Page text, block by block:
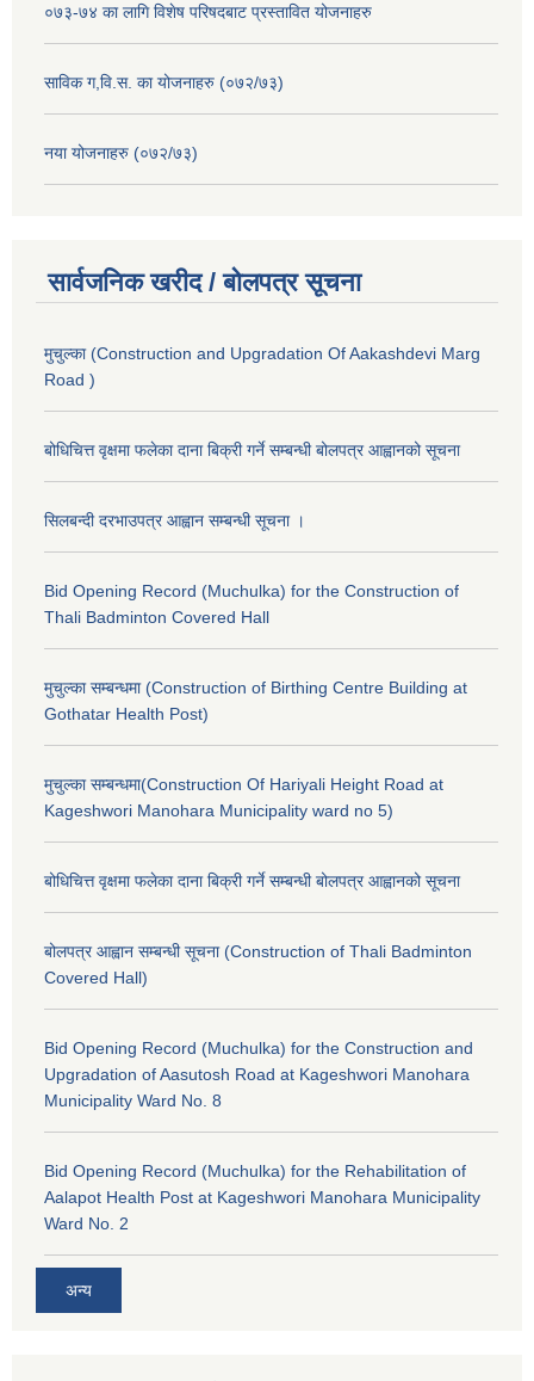
०७३-७४ का लागि विशेष परिषदबाट प्रस्तावित योजनाहरु
साविक ग,वि.स. का योजनाहरु (०७२/७३)
नया योजनाहरु (०७२/७३)
सार्वजनिक खरीद / बोलपत्र सूचना
मुचुल्का (Construction and Upgradation Of Aakashdevi Marg
Road )
बोधिचित्त वृक्षमा फलेका दाना बिक्री गर्ने सम्बन्धी बोलपत्र आह्वानको सूचना
सिलबन्दी दरभाउपत्र आह्वान सम्बन्धी सूचना ।
Bid Opening Record (Muchulka) for the Construction of
Thali Badminton Covered Hall
मुचुल्का सम्बन्धमा (Construction of Birthing Centre Building at
Gothatar Health Post)
मुचुल्का सम्बन्धमा(Construction Of Hariyali Height Road at
Kageshwori Manohara Municipality ward no 5)
बोधिचित्त वृक्षमा फलेका दाना बिक्री गर्ने सम्बन्धी बोलपत्र आह्वानको सूचना
बोलपत्र आह्वान सम्बन्धी सूचना (Construction of Thali Badminton
Covered Hall)
Bid Opening Record (Muchulka) for the Construction and
Upgradation of Aasutosh Road at Kageshwori Manohara
Municipality Ward No. 8
Bid Opening Record (Muchulka) for the Rehabilitation of
Aalapot Health Post at Kageshwori Manohara Municipality
Ward No. 2
अन्य